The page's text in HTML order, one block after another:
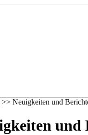
>> Neuigkeiten und
und